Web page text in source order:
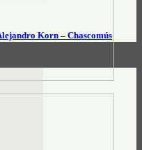
Korn – Chascomús